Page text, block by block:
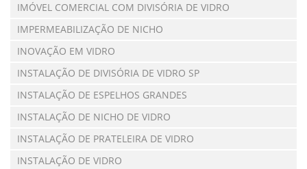
IMÓVEL COMERCIAL COM DIVISÓRIA DE VIDRO
IMPERMEABILIZAÇÃO DE NICHO
INOVAÇÃO EM VIDRO
INSTALAÇÃO DE DIVISÓRIA DE VIDRO SP
INSTALAÇÃO DE ESPELHOS GRANDES
INSTALAÇÃO DE NICHO DE VIDRO
INSTALAÇÃO DE PRATELEIRA DE VIDRO
INSTALAÇÃO DE VIDRO